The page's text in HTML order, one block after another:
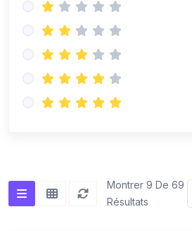
Montrer 9 De 69
Résultats